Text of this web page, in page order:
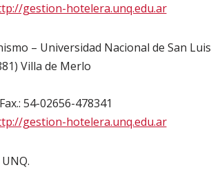
gestion-hotelera.unq.edu.ar
– Universidad Nacional de San Luis
Villa de Merlo
54-02656-478341
gestion-hotelera.unq.edu.ar